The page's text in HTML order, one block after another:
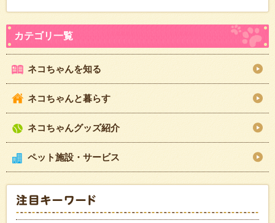
ネコちゃんを知る
ネコちゃんと暮らす
ネコちゃんグッズ紹介
ペット施設・サービス